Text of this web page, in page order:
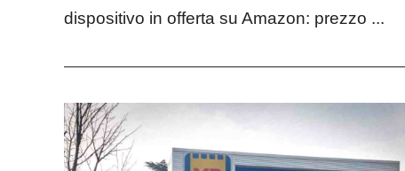
dispositivo in offerta su Amazon: prezzo ...